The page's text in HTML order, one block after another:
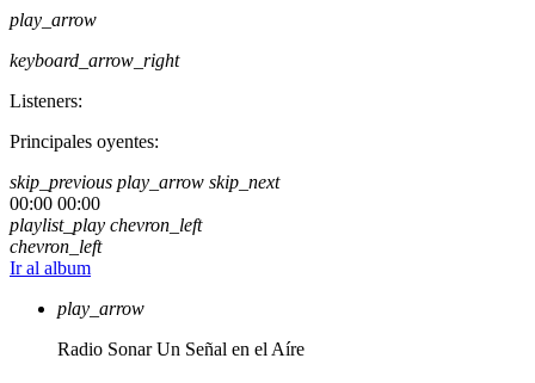
play_arrow
keyboard_arrow_right
Listeners:
Principales oyentes:
skip_previous play_arrow skip_next
00:00 00:00
playlist_play chevron_left
chevron_left
Ir al album
play_arrow
Radio Sonar Un Señal en el Aíre